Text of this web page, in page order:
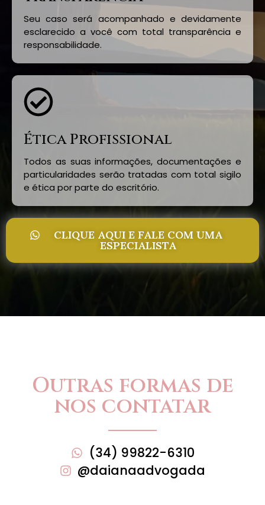
Seu caso será acompanhado e devidamente
esclarecido a você com total transparência e
responsabilidade.
Ética Profissional
Todos as suas informações, documentações e
particularidades serão tratadas com total sigilo
e ética por parte do escritório.
CLIQUE AQUI E FALE COM UMA
ESPECIALISTA
Outras formas de
nos contatar
(34) 99822-6310
@daianaadvogada